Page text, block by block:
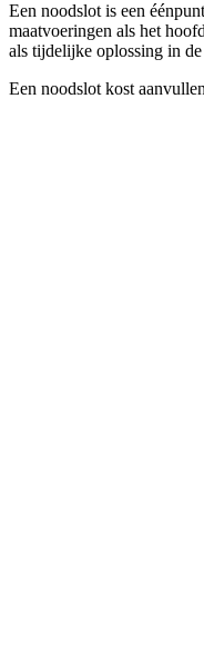
Een noodslot is een
maatvoeringen als het
als tijdelijke oplossing in de
Een noodslot kost